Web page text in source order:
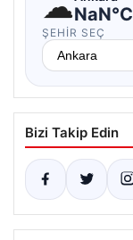
NaN°C
ŞEHIR SEÇ
Bizi Takip Edin